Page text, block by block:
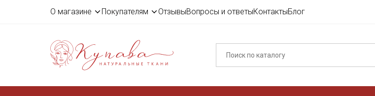
О магазине Покупателям ОтзывыВопросы и ответыКонтактыБлог